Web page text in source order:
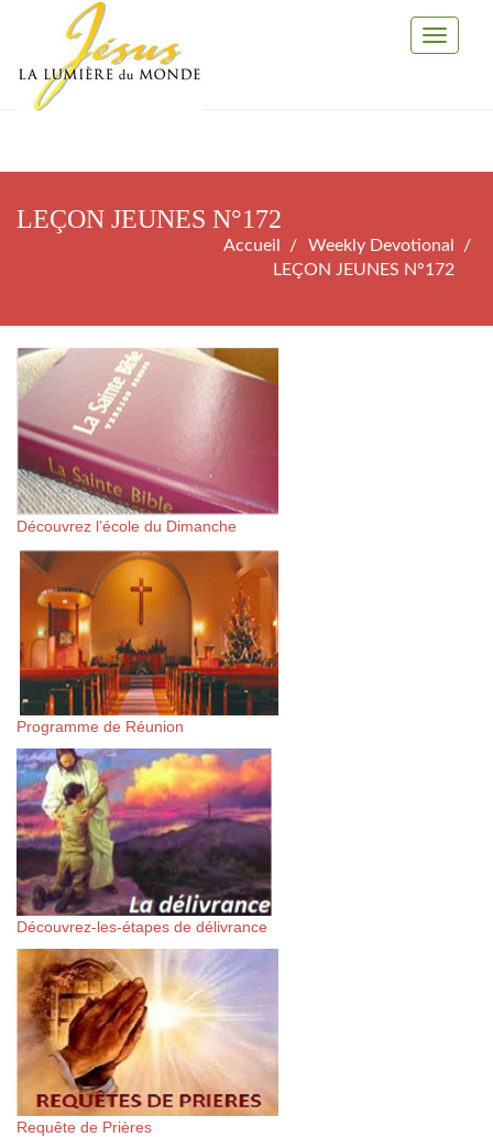
Toggle
LEÇON JEUNES N°172
Accueil
Weekly Devotional
LEÇON JEUNES N°172
Découvrez l’école du Dimanche
Programme de Réunion
Découvrez-les-étapes de délivrance
Requête de Prières